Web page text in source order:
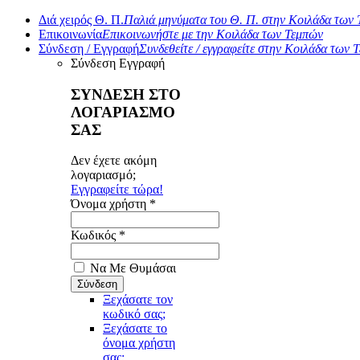
Διά χειρός Θ. Π.Παλιά μηνύματα του Θ. Π. στην Κοιλάδα των
ΕπικοινωνίαΕπικοινωνήστε με την Κοιλάδα των Τεμπών
Σύνδεση / ΕγγραφήΣυνδεθείτε / εγγραφείτε στην Κοιλάδα των
Σύνδεση Εγγραφή
ΣΥΝΔΕΣΗ ΣΤΟ
ΛΟΓΑΡΙΑΣΜΟ
ΣΑΣ
Δεν έχετε ακόμη
λογαριασμό;
Εγγραφείτε τώρα!
Όνομα χρήστη *
Κωδικός *
Να Με Θυμάσαι
Ξεχάσατε τον
κωδικό σας;
Ξεχάσατε το
όνομα χρήστη